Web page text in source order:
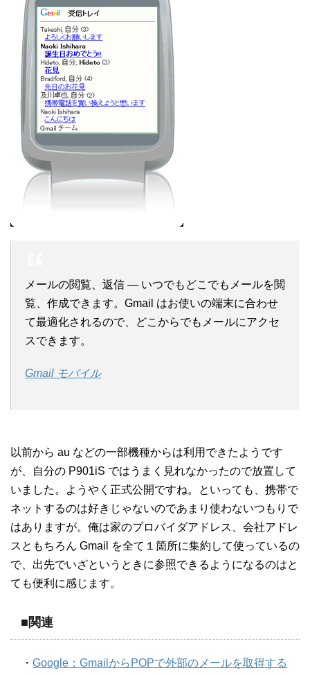
メールの閲覧、返信 — いつでもどこでもメールを閲
覧、作成できます。Gmail はお使いの端末に合わせ
て最適化されるので、どこからでもメールにアクセ
スできます。
Gmail モバイル
以前から au などの一部機種からは利用できたようです
が、自分の P901iS ではうまく見れなかったので放置して
いました。ようやく正式公開ですね。といっても、携帯で
ネットするのは好きじゃないのであまり使わないつもりで
はありますが。俺は家のプロバイダアドレス、会社アドレ
スともちろん Gmail を全て１箇所に集約して使っているの
で、出先でいざというときに参照できるようになるのはと
ても便利に感じます。
■関連
・ Google：GmailからPOPで外部のメールを取得する